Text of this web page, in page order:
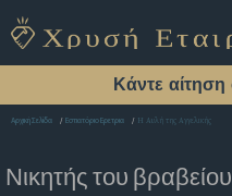
Κάντε
Αρχική Σελίδα Εστιατόριο Ερετρια Η Αυλή της Αγγελικής
Νικητής του βραβείου